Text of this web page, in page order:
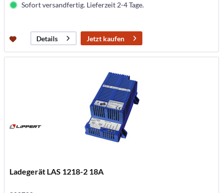
Sofort versandfertig. Lieferzeit 2-4 Tage.
Details Jetzt kaufen
Ladegerät LAS 1218-2 18A